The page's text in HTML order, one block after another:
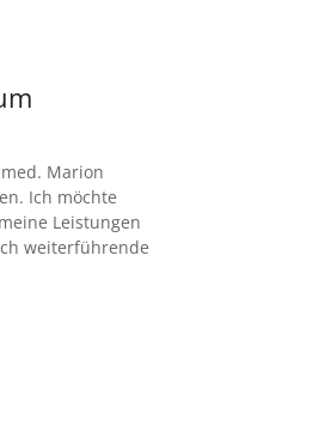
Marion
Ich möchte
Leistungen
weiterführende